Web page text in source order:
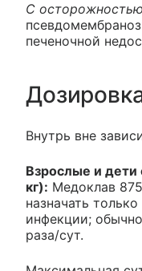
С осторожностью
печеночной
Внутрь вне
Взрослые и дети
кг): Медоклав
назначать
инфекции;
раза/сут.